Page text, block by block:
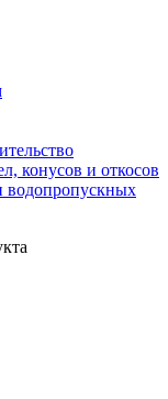
конусов и откосов
водопропускных